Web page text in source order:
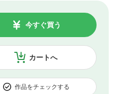
カートへ
今すぐ買う
作品をチェックする